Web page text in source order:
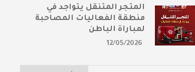
المتجر المتنقل يتواجد في
منطقة الفعاليات المصاحبة
لمباراة الباطن
12/05/2026